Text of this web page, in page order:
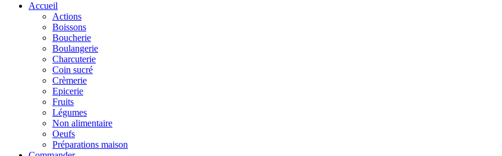
Accueil
Actions
Boissons
Boucherie
Boulangerie
Charcuterie
Coin sucré
Crèmerie
Epicerie
Fruits
Légumes
Non alimentaire
Oeufs
Préparations maison